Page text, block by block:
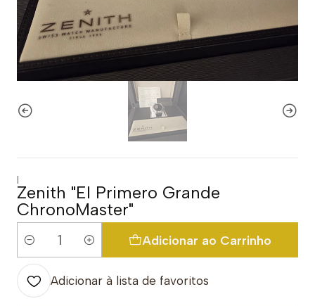
|
Zenith "El Primero Grande
ChronoMaster"
Quantidade
Adicionar ao Carrinho
Adicionar à lista de favoritos